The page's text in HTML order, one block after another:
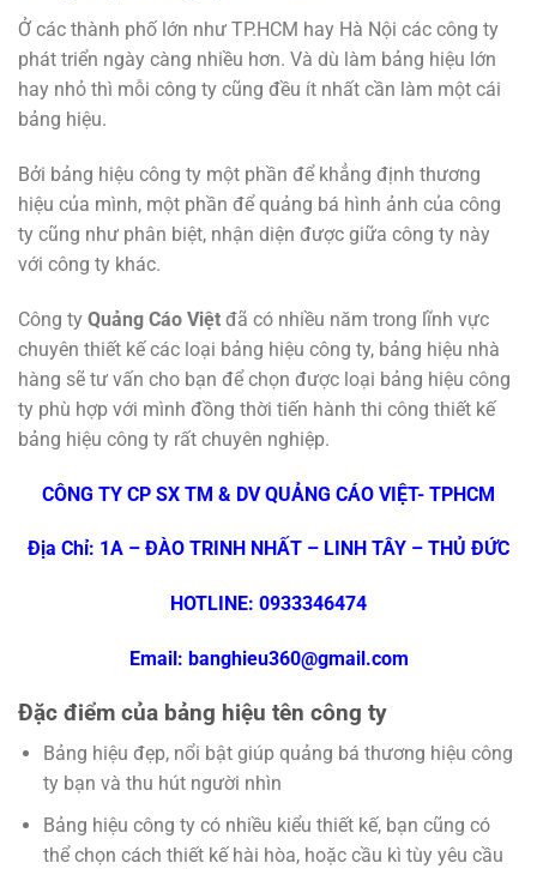
Ở các thành phố lớn như TP.HCM hay Hà Nội các công ty
phát triển ngày càng nhiều hơn. Và dù làm bảng hiệu lớn
hay nhỏ thì mỗi công ty cũng đều ít nhất cần làm một cái
bảng hiệu.
Bởi bảng hiệu công ty một phần để khẳng định thương
hiệu của mình, một phần để quảng bá hình ảnh của công
ty cũng như phân biệt, nhận diện được giữa công ty này
với công ty khác.
Công ty Quảng Cáo Việt đã có nhiều năm trong lĩnh vực
chuyên thiết kế các loại bảng hiệu công ty, bảng hiệu nhà
hàng sẽ tư vấn cho bạn để chọn được loại bảng hiệu công
ty phù hợp với mình đồng thời tiến hành thi công thiết kế
bảng hiệu công ty rất chuyên nghiệp.
CÔNG TY CP SX TM & DV QUẢNG CÁO VIỆT- TPHCM
Địa Chỉ: 1A – ĐÀO TRINH NHẤT – LINH TÂY – THỦ ĐỨC
HOTLINE: 0933346474
Email: banghieu360@gmail.com
Đặc điểm của bảng hiệu tên công ty
Bảng hiệu đẹp, nổi bật giúp quảng bá thương hiệu công
ty bạn và thu hút người nhìn
Bảng hiệu công ty có nhiều kiểu thiết kế, bạn cũng có
thể chọn cách thiết kế hài hòa, hoặc cầu kì tùy yêu cầu